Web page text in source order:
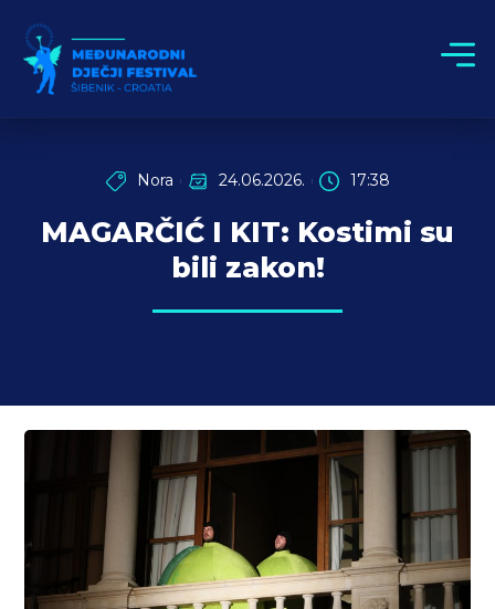
Nora 24.06.2026. 17:38
MAGARČIĆ I KIT: Kostimi su
bili zakon!